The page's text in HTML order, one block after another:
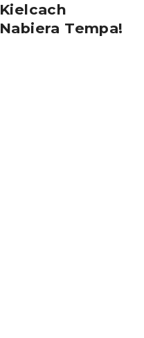
Kielcach
Nabiera Tempa!